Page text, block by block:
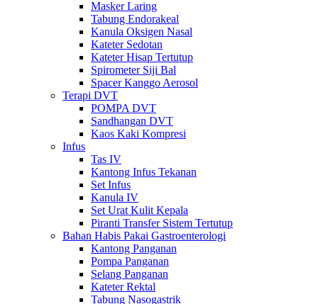
Masker Laring
Tabung Endorakeal
Kanula Oksigen Nasal
Kateter Sedotan
Kateter Hisap Tertutup
Spirometer Siji Bal
Spacer Kanggo Aerosol
Terapi DVT
POMPA DVT
Sandhangan DVT
Kaos Kaki Kompresi
Infus
Tas IV
Kantong Infus Tekanan
Set Infus
Kanula IV
Set Urat Kulit Kepala
Piranti Transfer Sistem Tertutup
Bahan Habis Pakai Gastroenterologi
Kantong Panganan
Pompa Panganan
Selang Panganan
Kateter Rektal
Tabung Nasogastrik